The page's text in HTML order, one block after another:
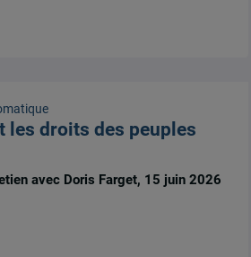
les droits des peuples
avec Doris Farget, 15 juin 2026